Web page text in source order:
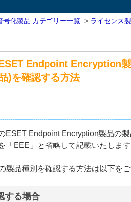
号化製品 カテゴリー一覧 > ライセンス
Endpoint Encryption
)を確認する方法
ESET Endpoint Encryption製品の
「EEE」と省略して記載いたしま
製品種別を確認する方法は以下を
する場合